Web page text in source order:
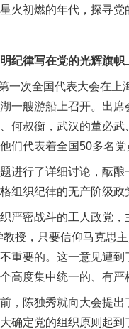
初燃的年代，探寻
律写在党的光辉旗帜
次全国代表大会在上
一艘游船上召开。出
何叔衡，武汉的董必
们代表着全国50多名
行了详细讨论，酝酿
组织纪律的无产阶级
密战斗的工人政党，
教授，只要信仰马克思
重要的。这一意见遭
高度集中统一的、有严
陈独秀就向大会提出
确定党的组织原则起